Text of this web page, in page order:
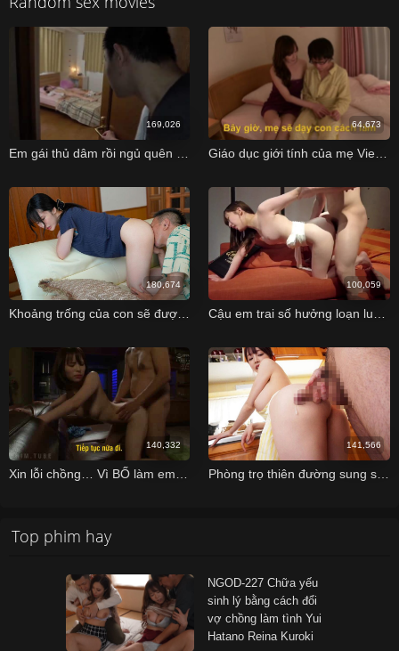
169,026 64,673
180,674 100,059
140,332 141,566
Top phim hay
NGOD-227 Chữa yếu
sinh lý bằng cách đổi
vợ chồng làm tình Yui
Hatano Reina Kuroki